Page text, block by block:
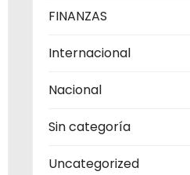
FINANZAS
Internacional
Nacional
Sin categoría
Uncategorized